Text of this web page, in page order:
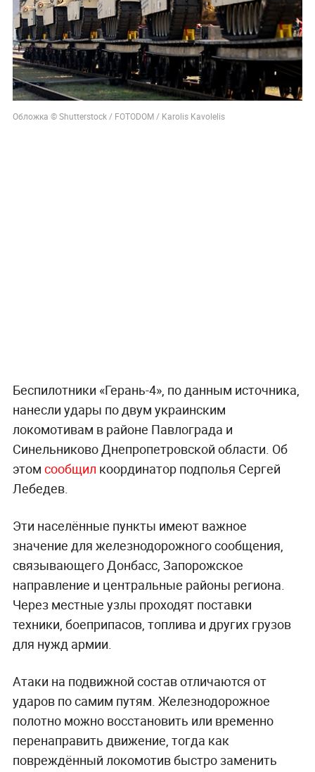
Обложка © Shutterstock / FOTODOM / Karolis Kavolelis
Беспилотники «Герань-4», по данным источника,
нанесли удары по двум украинским
локомотивам в районе Павлограда и
Синельниково Днепропетровской области. Об
этом сообщил координатор подполья Сергей
Лебедев.
Эти населённые пункты имеют важное
значение для железнодорожного сообщения,
связывающего Донбасс, Запорожское
направление и центральные районы региона.
Через местные узлы проходят поставки
техники, боеприпасов, топлива и других грузов
для нужд армии.
Атаки на подвижной состав отличаются от
ударов по самим путям. Железнодорожное
полотно можно восстановить или временно
перенаправить движение, тогда как
повреждённый локомотив быстро заменить